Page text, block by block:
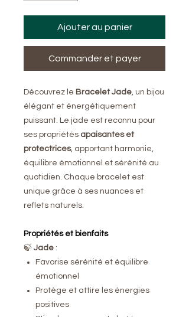
Ajouter au panier
Commander et payer
Découvrez le Bracelet Jade , un bijou
élégant et énergétiquement
puissant. Le jade est reconnu pour
ses propriétés apaisantes et
protectrices, apportant harmonie,
équilibre émotionnel et sérénité au
quotidien. Chaque bracelet est
unique grâce à ses nuances et
reflets naturels.
Propriétés et bienfaits
🍃 Jade :
Favorise sérénité et équilibre
émotionnel
Protège et attire les énergies
positives